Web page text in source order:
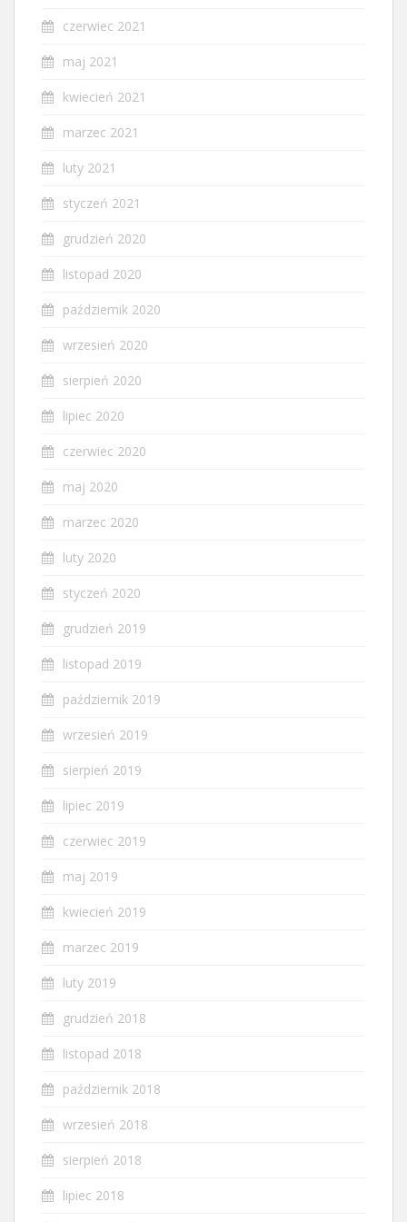
czerwiec 2021
maj 2021
kwiecień 2021
marzec 2021
luty 2021
styczeń 2021
grudzień 2020
listopad 2020
październik 2020
wrzesień 2020
sierpień 2020
lipiec 2020
czerwiec 2020
maj 2020
marzec 2020
luty 2020
styczeń 2020
grudzień 2019
listopad 2019
październik 2019
wrzesień 2019
sierpień 2019
lipiec 2019
czerwiec 2019
maj 2019
kwiecień 2019
marzec 2019
luty 2019
grudzień 2018
listopad 2018
październik 2018
wrzesień 2018
sierpień 2018
lipiec 2018